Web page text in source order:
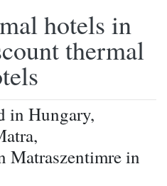
hotels in
thermal
in Hungary,
Matraszentimre in